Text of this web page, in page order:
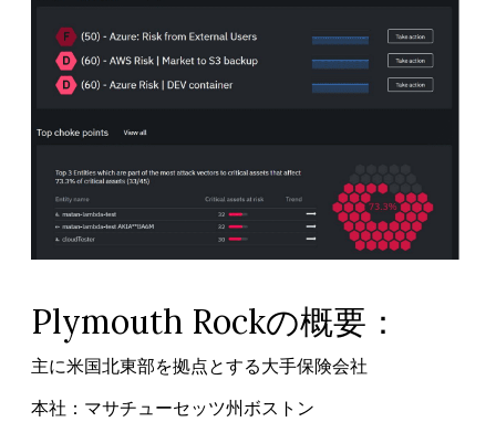
Plymouth Rockの概要：
主に米国北東部を拠点とする大手保険会社
本社：マサチューセッツ州ボストン